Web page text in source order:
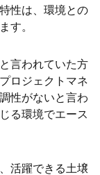
性は、環境との
す。
言われていた方
ロジェクトマネ
性がないと言わ
る環境でエース
活躍できる土壌